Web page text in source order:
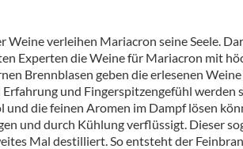
Verpackung
Hygieneartikel &
Weine verleihen Mariacron seine Seele.
Experten die Weine für Mariacron mit
Brennblasen geben die erlesenen
Erfahrung und Fingerspitzengefühl werden
und die feinen Aromen im Dampf lösen
und durch Kühlung verflüssigt. Dieser
Mal destilliert. So entsteht der